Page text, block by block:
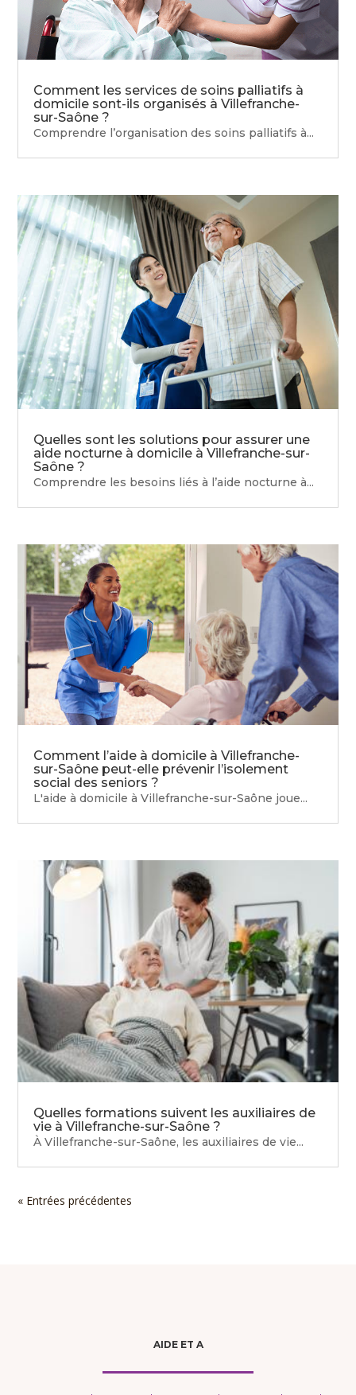
Comment les services de soins palliatifs à
domicile sont-ils organisés à Villefranche-
sur-Saône ?
Comprendre l’organisation des soins palliatifs à...
Quelles sont les solutions pour assurer une
aide nocturne à domicile à Villefranche-sur-
Saône ?
Comprendre les besoins liés à l’aide nocturne à...
Comment l’aide à domicile à Villefranche-
sur-Saône peut-elle prévenir l’isolement
social des seniors ?
L'aide à domicile à Villefranche-sur-Saône joue...
Quelles formations suivent les auxiliaires de
vie à Villefranche-sur-Saône ?
À Villefranche-sur-Saône, les auxiliaires de vie...
« Entrées précédentes
AIDE ET A